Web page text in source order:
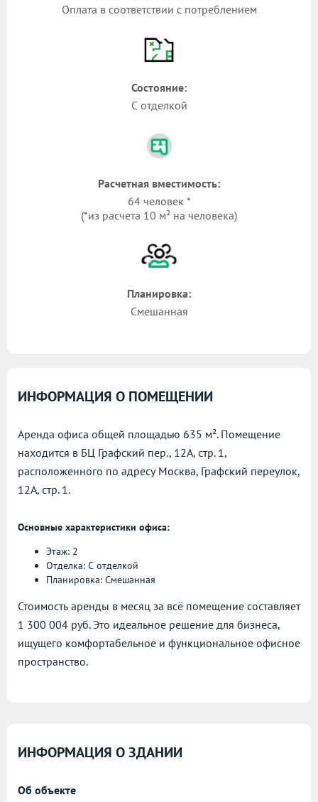
Оплата в соответствии с потреблением
Состояние:
С отделкой
Расчетная вместимость:
64 человек *
(*из расчета 10 м² на человека)
Планировка:
Смешанная
ИНФОРМАЦИЯ О ПОМЕЩЕНИИ
Аренда офиса общей площадью 635 м². Помещение
находится в БЦ Графский пер., 12А, стр. 1,
расположенного по адресу Москва, Графский переулок,
12А, стр. 1.
Основные характеристики офиса:
Этаж: 2
Отделка: С отделкой
Планировка: Смешанная
Стоимость аренды в месяц за всё помещение составляет
1 300 004 руб. Это идеальное решение для бизнеса,
ищущего комфортабельное и функциональное офисное
пространство.
ИНФОРМАЦИЯ О ЗДАНИИ
Об объекте